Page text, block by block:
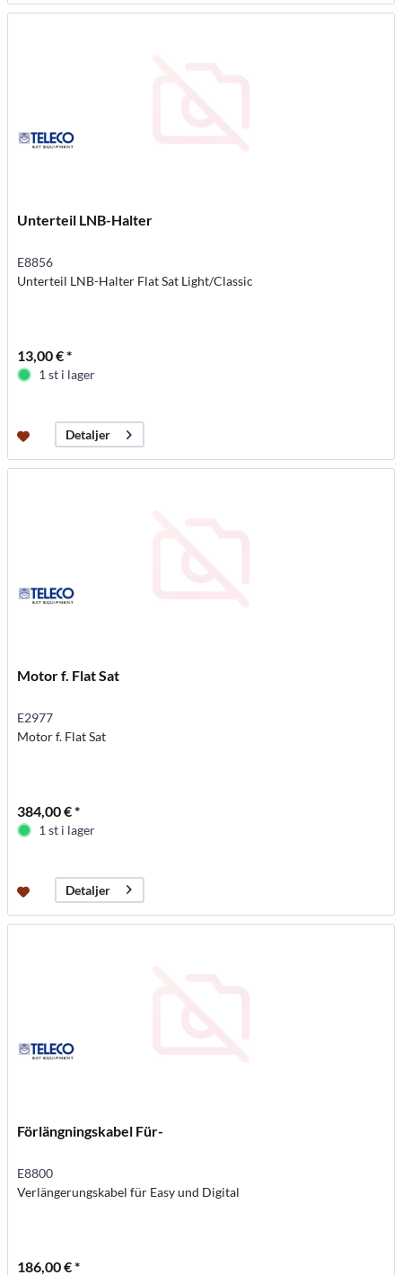
Unterteil LNB-Halter
E8856
Unterteil LNB-Halter Flat Sat Light/Classic
13,00 € *
1 st i lager
Detaljer
Motor f. Flat Sat
E2977
Motor f. Flat Sat
384,00 € *
1 st i lager
Detaljer
Förlängningskabel Für-
E8800
Verlängerungskabel für Easy und Digital
186,00 € *